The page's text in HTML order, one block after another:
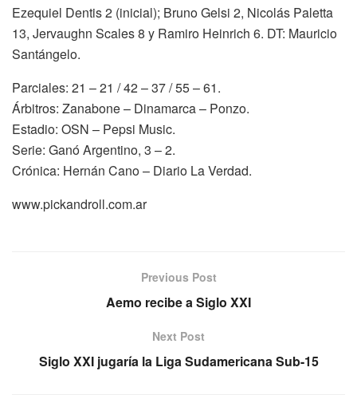
Ezequiel Dentis 2 (inicial); Bruno Gelsi 2, Nicolás Paletta
13, Jervaughn Scales 8 y Ramiro Heinrich 6. DT: Mauricio
Santángelo.
Parciales: 21 – 21 / 42 – 37 / 55 – 61.
Árbitros: Zanabone – Dinamarca – Ponzo.
Estadio: OSN – Pepsi Music.
Serie: Ganó Argentino, 3 – 2.
Crónica: Hernán Cano – Diario La Verdad.
www.pickandroll.com.ar
Previous Post
Aemo recibe a Siglo XXI
Next Post
Siglo XXI jugaría la Liga Sudamericana Sub-15